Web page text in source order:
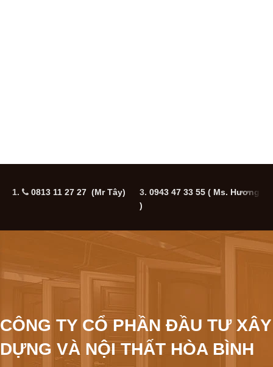
1. 0813 11 27 27 (Mr Tây) 3. 0943 47 33 55 ( Ms. Hương
)
CÔNG TY CỔ PHẦN ĐẦU TƯ XÂY
DỰNG VÀ NỘI THẤT HÒA BÌNH